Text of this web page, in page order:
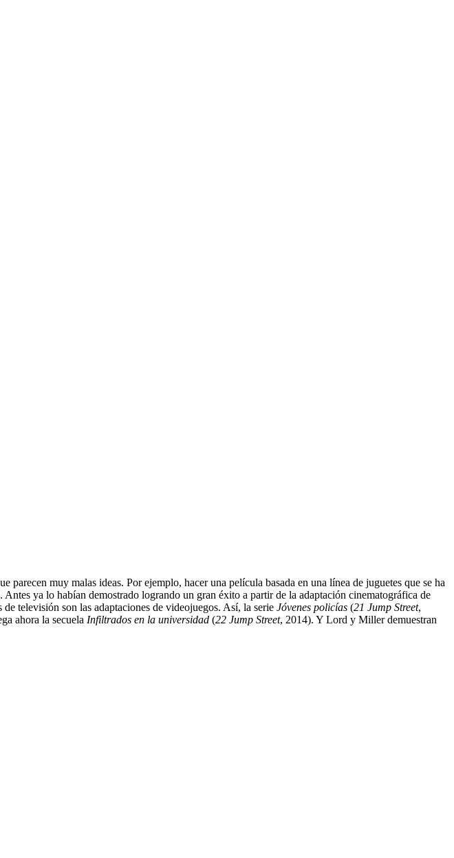
muy malas ideas. Por ejemplo, hacer una película basada en una línea de juguetes que se ha
Antes ya lo habían demostrado logrando un gran éxito a partir de la adaptación cinematográfica de
televisión son las adaptaciones de videojuegos. Así, la serie Jóvenes policías (21 Jump Street,
ahora la secuela Infiltrados en la universidad (22 Jump Street, 2014). Y Lord y Miller demuestran